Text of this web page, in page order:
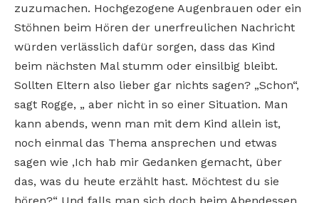
zuzumachen. Hochgezogene Augenbrauen oder ein
Stöhnen beim Hören der unerfreulichen Nachricht
würden verlässlich dafür sorgen, dass das Kind
beim nächsten Mal stumm oder einsilbig bleibt.
Sollten Eltern also lieber gar nichts sagen? „Schon“,
sagt Rogge, „ aber nicht in so einer Situation. Man
kann abends, wenn man mit dem Kind allein ist,
noch einmal das Thema ansprechen und etwas
sagen wie ‚Ich hab mir Gedanken gemacht, über
das, was du heute erzählt hast. Möchtest du sie
hören?“ Und falls man sich doch beim Abendessen